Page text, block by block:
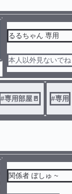
るるちゃん 専用
本人以外見ないで
#専用部屋🚪 #専用
関係者 ぼしゅ ~